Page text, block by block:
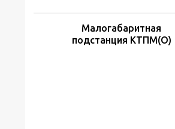
Малогабаритная
подстанция КТПМ(О)